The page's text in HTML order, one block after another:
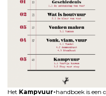
Het Kampvuur-handboek is een